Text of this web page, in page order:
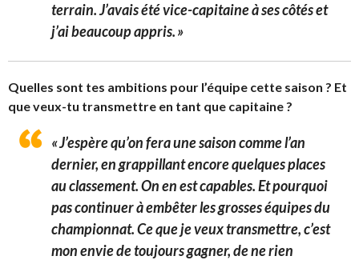
terrain. J’avais été vice-capitaine à ses côtés et
j’ai beaucoup appris. »
Quelles sont tes ambitions pour l’équipe cette saison ? Et
que veux-tu transmettre en tant que capitaine ?
« J’espère qu’on fera une saison comme l’an
dernier, en grappillant encore quelques places
au classement. On en est capables. Et pourquoi
pas continuer à embêter les grosses équipes du
championnat. Ce que je veux transmettre, c’est
mon envie de toujours gagner, de ne rien